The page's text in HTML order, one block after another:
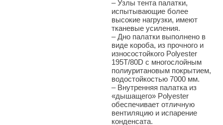
– Узлы тента палатки,
испытывающие более
высокие нагрузки, имеют
тканевые усиления.
– Дно палатки выполнено в
виде короба, из прочного и
износостойкого Polyester
195T/80D с многослойным
полиуритановым покрытием,
водостойкостью 7000 мм.
– Внутренняя палатка из
«дышащего» Polyester
обеспечивает отличную
вентиляцию и испарение
конденсата.